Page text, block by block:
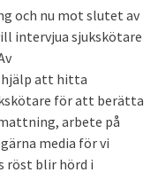
och nu mot slutet av
intervjua sjukskötare
hjälp att hitta
för att berätta
arbete på
media för vi
röst blir hörd i